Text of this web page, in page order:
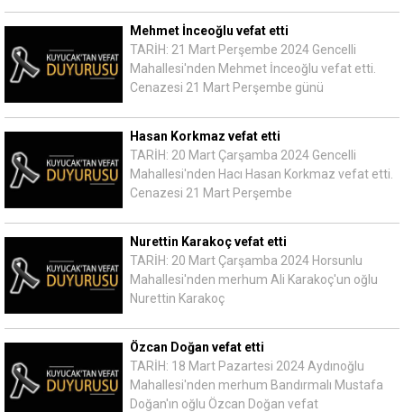
Mehmet İnceoğlu vefat etti
TARİH: 21 Mart Perşembe 2024 Gencelli
Mahallesi'nden Mehmet İnceoğlu vefat etti.
Cenazesi 21 Mart Perşembe günü
Hasan Korkmaz vefat etti
TARİH: 20 Mart Çarşamba 2024 Gencelli
Mahallesi'nden Hacı Hasan Korkmaz vefat etti.
Cenazesi 21 Mart Perşembe
Nurettin Karakoç vefat etti
TARİH: 20 Mart Çarşamba 2024 Horsunlu
Mahallesi'nden merhum Ali Karakoç'un oğlu
Nurettin Karakoç
Özcan Doğan vefat etti
TARİH: 18 Mart Pazartesi 2024 Aydınoğlu
Mahallesi'nden merhum Bandırmalı Mustafa
Doğan'ın oğlu Özcan Doğan vefat